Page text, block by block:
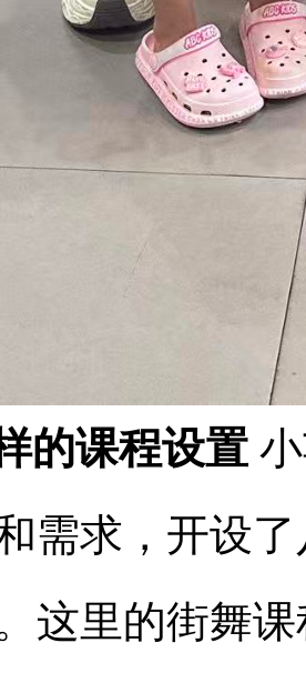
的课程设置
需求，开设
这里的街舞